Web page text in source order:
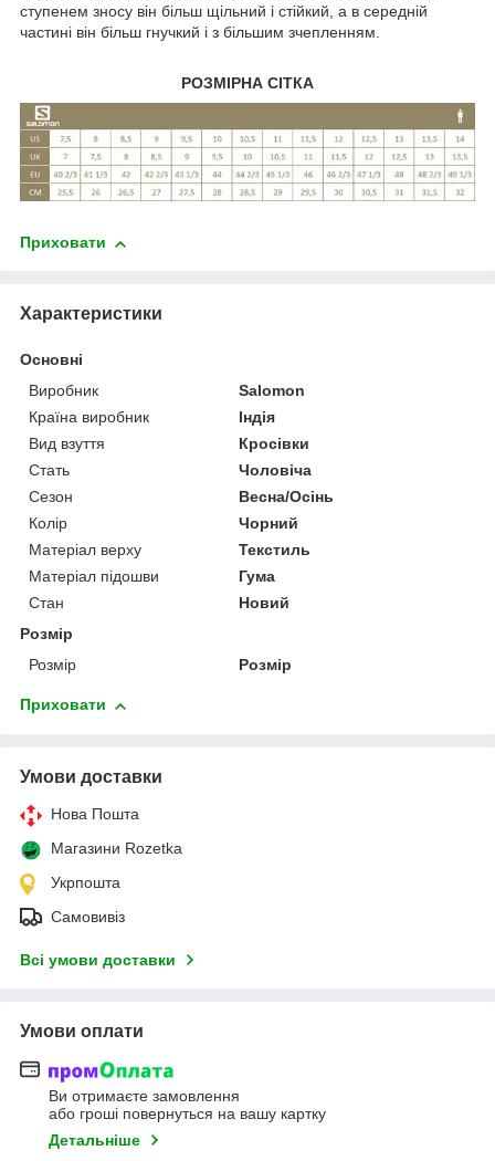
ступенем зносу він більш щільний і стійкий, а в середній
частині він більш гнучкий і з більшим зчепленням.
РОЗМІРНА СІТКА
Приховати
Характеристики
Основні
Виробник
Salomon
Країна виробник
Індія
Вид взуття
Кросівки
Стать
Чоловіча
Сезон
Весна/Осінь
Колір
Чорний
Матеріал верху
Текстиль
Матеріал підошви
Гума
Стан
Новий
Розмір
Розмір
Розмір
Приховати
Умови доставки
Нова Пошта
Магазини Rozetka
Укрпошта
Самовивіз
Всі умови доставки
Умови оплати
Ви отримаєте замовлення
або гроші повернуться на вашу картку
Детальніше